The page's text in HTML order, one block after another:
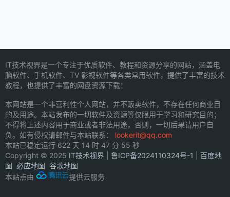
IT技术视界是一个专注于优质软件、教程和资源分享的网站，涵盖电
脑软件、手机软件、TV 影视软件等各类常用软件，提供了丰富的技术
教程，也提供了丰富的网盘资源下载！
本网站是一个非营利性个人网站，并不贩卖软件，不存在任何商业目
的及用途。本站发布的一切软件及资源等仅限用于学习和研究目的；
不得将上述内容用于商业或者非法用途，否则，一切后果请用户自
负。如有侵权请邮件与本站联系： lookerit@qq.com
本站已稳定运行 622 天 14 时 47 分 55 秒
Copyright © 2025 IT技术视界 鲁ICP备2024110324号-1
百度地
图 必应地图 谷歌地图
本站点由
提供云服务